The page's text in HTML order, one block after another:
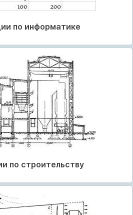
по информатике
по строительству